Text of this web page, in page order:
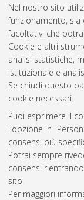
Nel nostro sito
funzionamento,
facoltativi che
Cookie e altri
analisi statistiche,
istituzionale e
Se chiudi questo
cookie necessari.
Puoi esprimere il
l'opzione in
consensi più
Potrai sempre
consensi
sito.
Per maggiori
Atom
Rss 1.0
Rss 2.0
ISSN: 2038-